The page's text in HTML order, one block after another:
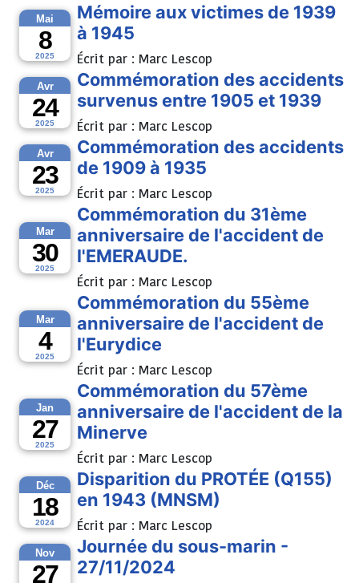
8
Mai
2025
Mémoire aux victimes de 1939
à 1945
Écrit par : Marc Lescop
24
Avr
2025
Commémoration des accidents
survenus entre 1905 et 1939
Écrit par : Marc Lescop
23
Avr
2025
Commémoration des accidents
de 1909 à 1935
Écrit par : Marc Lescop
30
Mar
2025
Commémoration du 31ème
anniversaire de l'accident de
l'EMERAUDE.
Écrit par : Marc Lescop
4
Mar
2025
Commémoration du 55ème
anniversaire de l'accident de
l'Eurydice
Écrit par : Marc Lescop
27
Jan
2025
Commémoration du 57ème
anniversaire de l'accident de la
Minerve
Écrit par : Marc Lescop
18
Déc
2024
Disparition du PROTÉE (Q155)
en 1943 (MNSM)
Écrit par : Marc Lescop
27
Nov
Journée du sous-marin -
27/11/2024